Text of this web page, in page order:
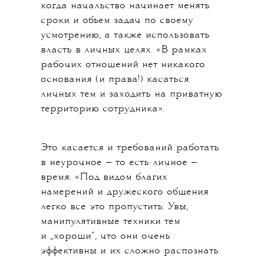
когда начальство начинает менять
сроки и объем задач по своему
усмотрению, а также использовать
власть в личных целях. «В рамках
рабочих отношений нет никакого
основания (и права!) касаться
личных тем и заходить на приватную
территорию сотрудника».
Это касается и требований работать
в неурочное — то есть личное —
время. «Под видом благих
намерений и дружеского общения
легко все это пропустить. Увы,
манипулятивные техники тем
и „хороши“, что они очень
эффективны и их сложно распознать.